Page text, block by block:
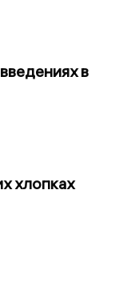
в
хлопках